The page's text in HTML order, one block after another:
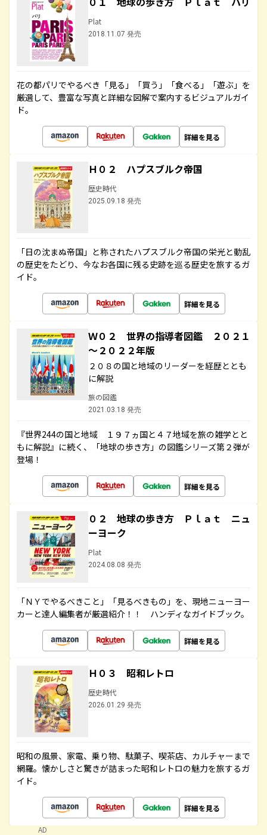
Plat
2018.11.07 発売
花の都パリでやるべき「見る」「買う」「食べる」「遊ぶ」を
厳選して、豊富な写真と詳細な図解で案内するビジュアルガイ
ド。
詳細を見る
Ｈ０２ ハプスブルク帝国
歴史時代
2025.09.18 発売
「日の沈まぬ帝国」と称されたハプスブルク帝国の栄光と動乱
の歴史をたどり、今なお各国に残る史跡を巡る歴史を旅するガ
イド。
詳細を見る
Ｗ０２ 世界の指導者図鑑 ２０２１
～２０２２年版
２０８の国と地域のリーダーを経歴ととも
に解説
旅の図鑑
2021.03.18 発売
『世界244の国と地域 １９７ヵ国と４７地域を旅の雑学とと
もに解説』に続く、「地球の歩き方」の図鑑シリーズ第２弾が
登場！
詳細を見る
０２ 地球の歩き方 Ｐｌａｔ ニュ
ーヨーク
Plat
2024.08.08 発売
「ＮＹでやるべきこと」「見るべきもの」を、現地ニューヨー
カーと達人編集者が厳選紹介！！ ハンディなガイドブック。
詳細を見る
Ｈ０３ 昭和レトロ
歴史時代
2026.01.29 発売
昭和の風景、家電、乗り物、駄菓子、喫茶店、カルチャーまで
網羅。懐かしさと驚きが詰まった昭和レトロの魅力を旅するガ
イド。
詳細を見る
AD